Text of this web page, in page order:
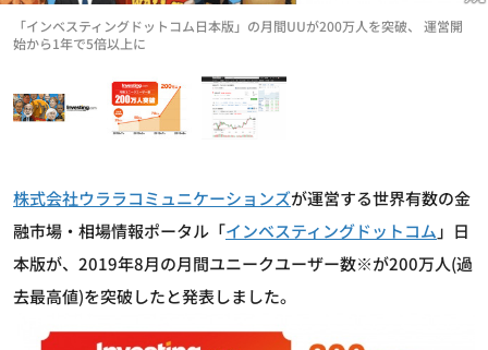
「インベスティングドットコム日本版」の月間UUが200万人を突破、 運営開
始から1年で5倍以上に
株式会社ウララコミュニケーションズが運営する世界有数の金
融市場・相場情報ポータル「インベスティングドットコム 」日
本版が、2019年8月の月間ユニークユーザー数※が200万人(過
去最高値)を突破したと発表しました。